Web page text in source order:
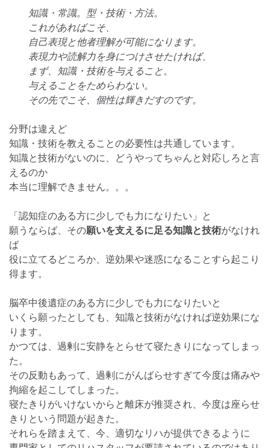
知識・常識。型・技術・方法。
これがあればこそ、
自己表現と他者理解が可能になります。
表現力や読解力を身につけさせたければ、
まず、知識・技術を与えること。
与えることをためらわない。
その先でこそ、個性は輝きだすのです。
分野は違えど
知識・技術を教えることの必要性は共通しています。
知識と技術がないのに、どうやってちゃんと対応しろと言
えるのか
本当に理解できません。。。
「認知症のある方に少しでも力になりたい」と
願うならば、その願いを支えるに足る知識と技術がなけれ
ば
役に立てるどころか、逆効果や迷惑になることすら起こり
得ます。
脳卒中後遺症のある方に少しでも力になりたいと
いくら願ったとしても、知識と技術がなければ逆効果にな
ります。
かつては、過剰に安静をとらせて寝たきりになってしまっ
た。
その反動もあって、過剰にがんばらせすぎて今度は痛みや
拘縮を起こしてしまった。
寝たきりがいけないからと離床が推奨され、今度は座らせ
きりという問題が起きた。
それらを踏まえて、今、適切なリハが提供できるように